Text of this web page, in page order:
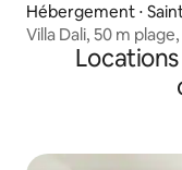
Hébergement ⋅
Villa Dali, 50 m